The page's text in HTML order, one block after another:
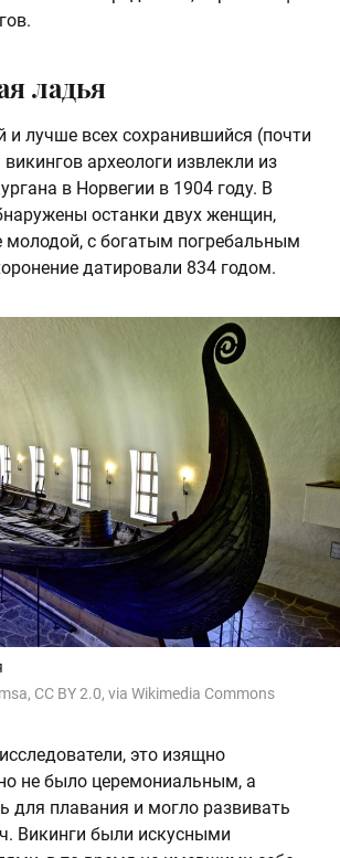
ладья
лучше всех сохранившийся (почти
археологи извлекли из
в Норвегии в 1904 году. В
останки двух женщин,
молодой, с богатым погребальным
датировали 834 годом.
CC BY 2.0, via Wikimedia Commons
это изящно
не было церемониальным, а
для плавания и могло развивать
Викинги были искусными